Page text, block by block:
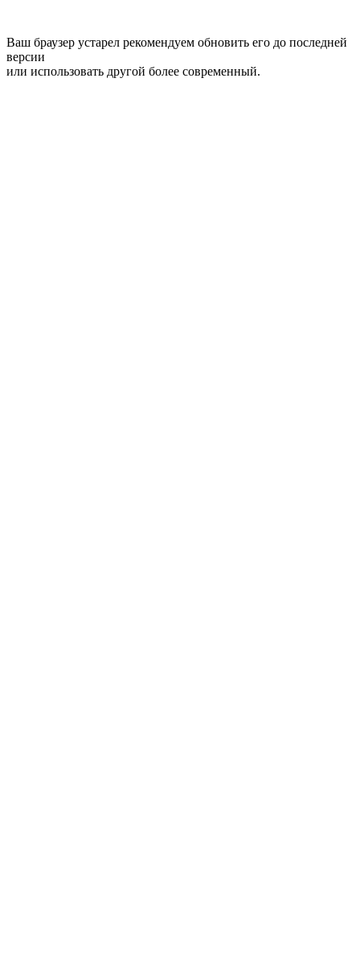
Ваш браузер устарел рекомендуем обновить его до последней
версии
или использовать другой более современный.